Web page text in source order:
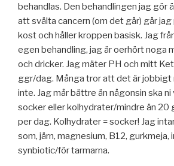
behandlas. Den behandlingen jag gör
att svälta cancern (om det går) går
kost och håller kroppen basisk. Jag
egen behandling, jag är oerhört noga
och dricker. Jag mäter PH och mitt
ggr/dag. Många tror att det är jobbigt
inte. Jag mår bättre än någonsin ska
socker eller kolhydrater/mindre än 20
per dag. Kolhydrater = socker! Jag
som, järn, magnesium, B12, gurkmeja,
synbiotic/för tarmarna.